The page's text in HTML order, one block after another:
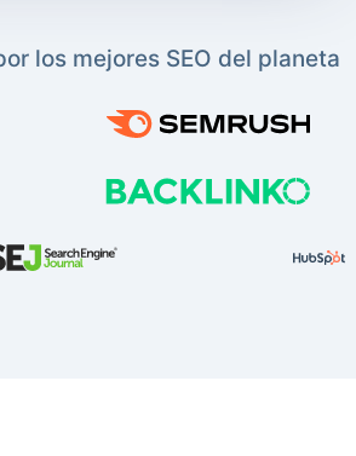
los mejores SEO del planeta